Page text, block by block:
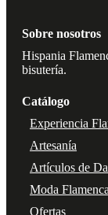
Sobre nosotros
Hispania
bisutería.
Catálogo
Experiencia
Artesanía
Artículos de
Moda
Ofertas